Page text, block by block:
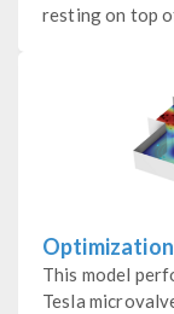
resting on top
This model
Tesla